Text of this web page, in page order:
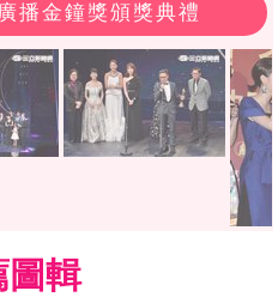
播金鐘獎頒獎典禮
圖輯